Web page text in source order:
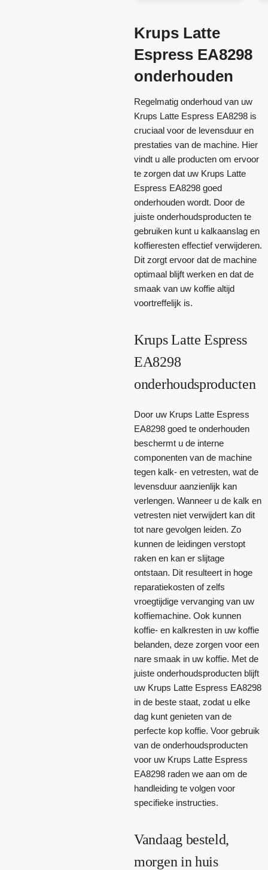
Krups Latte
Espress EA8298
onderhouden
Regelmatig onderhoud van uw
Krups Latte Espress EA8298 is
cruciaal voor de levensduur en
prestaties van de machine. Hier
vindt u alle producten om ervoor
te zorgen dat uw Krups Latte
Espress EA8298 goed
onderhouden wordt. Door de
juiste onderhoudsproducten te
gebruiken kunt u kalkaanslag en
koffieresten effectief verwijderen.
Dit zorgt ervoor dat de machine
optimaal blijft werken en dat de
smaak van uw koffie altijd
voortreffelijk is.
Krups Latte Espress
EA8298
onderhoudsproducten
Door uw Krups Latte Espress
EA8298 goed te onderhouden
beschermt u de interne
componenten van de machine
tegen kalk- en vetresten, wat de
levensduur aanzienlijk kan
verlengen. Wanneer u de kalk en
vetresten niet verwijdert kan dit
tot nare gevolgen leiden. Zo
kunnen de leidingen verstopt
raken en kan er slijtage
ontstaan. Dit resulteert in hoge
reparatiekosten of zelfs
vroegtijdige vervanging van uw
koffiemachine. Ook kunnen
koffie- en kalkresten in uw koffie
belanden, deze zorgen voor een
nare smaak in uw koffie. Met de
juiste onderhoudsproducten blijft
uw Krups Latte Espress EA8298
in de beste staat, zodat u elke
dag kunt genieten van de
perfecte kop koffie. Voor gebruik
van de onderhoudsproducten
voor uw Krups Latte Espress
EA8298 raden we aan om de
handleiding te volgen voor
specifieke instructies.
Vandaag besteld,
morgen in huis